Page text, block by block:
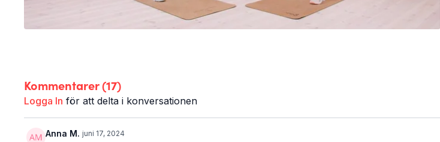
Kommentarer (17)
Logga In för att delta i konversationen
Anna M. juni 17, 2024